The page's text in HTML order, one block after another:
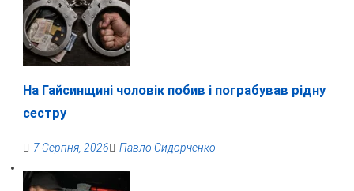
На Гайсинщині чоловік побив і пограбував рідну
сестру
7 Серпня, 2026 Павло Сидорченко